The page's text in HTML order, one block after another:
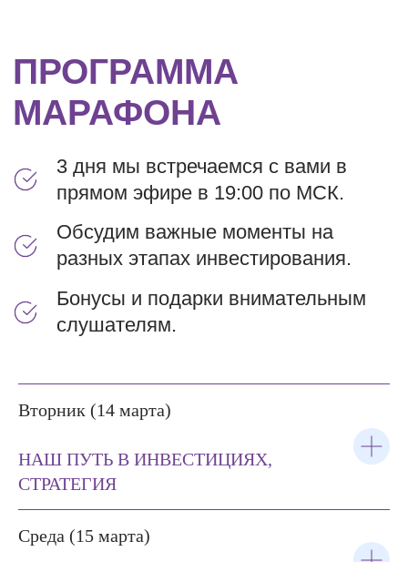
Вторник (14 марта)
НАШ ПУТЬ В ИНВЕСТИЦИЯХ,
СТРАТЕГИЯ
Среда (15 марта)
ПОЛОЖИТЕЛЬНЫХ
ОТЗЫВОВ
БЕСПЛАТНЫЕ КУРСЫ
98%
ОТЗЫВЫ
ХОЧУ НА МАРАФОН